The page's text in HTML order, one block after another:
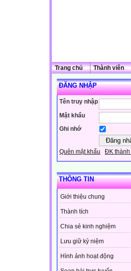
Trang chủ Thành viên
ĐĂNG NHẬP
Tên truy nhập
Mật khẩu
Ghi nhớ
Quên mật khẩu ĐK thành
THÔNG TIN
Giới thiệu chung
Thành tích
Chia sẻ kinh nghiệm
Lưu giữ kỷ niệm
Hình ảnh hoạt động